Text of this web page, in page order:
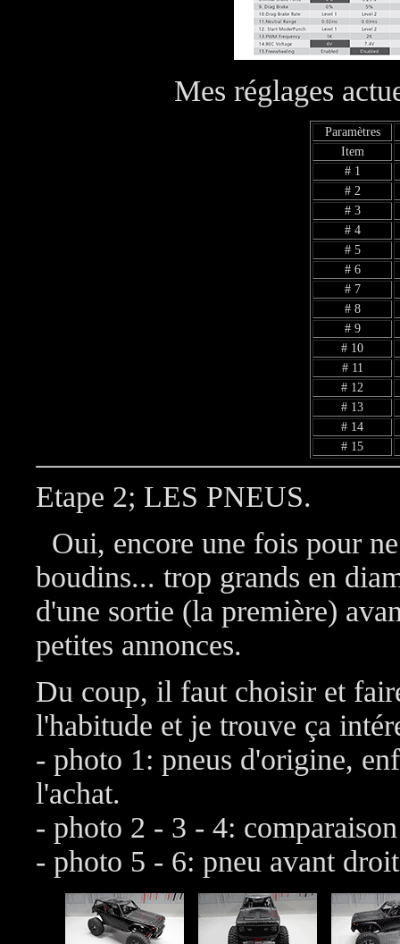
Mes réglages
Paramètres
Item
# 1
# 2
# 3
# 4
# 5
# 6
# 7
# 8
# 9
# 10
# 11
# 12
# 13
# 14
# 15
Etape 2; LES PNEUS.
Oui, encore une fois pour
boudins... trop grands en
d'une sortie (la première)
petites annonces.
Du coup, il faut choisir et
l'habitude et je trouve ça
- photo 1: pneus d'origine,
l'achat.
- photo 2 - 3 - 4:
- photo 5 - 6: pneu avant